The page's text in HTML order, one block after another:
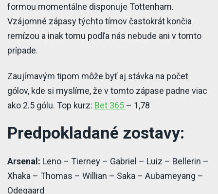
formou momentálne disponuje Tottenham.
Vzájomné zápasy týchto tímov častokrát končia
remízou a inak tomu podľa nás nebude ani v tomto
prípade.
Zaujímavým tipom môže byť aj stávka na počet
gólov, kde si myslíme, že v tomto zápase padne viac
ako 2.5 gólu. Top kurz: Bet 365 -
opcoes
bet365.html
– 1,78
Predpokladané zostavy:
Arsenal: Leno – Tierney – Gabriel – Luiz – Bellerin –
Xhaka – Thomas – Willian – Saka – Aubameyang –
Odegaard